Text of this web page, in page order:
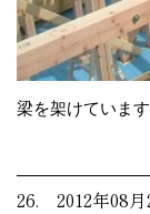
梁を架けています
26. 2012年08月